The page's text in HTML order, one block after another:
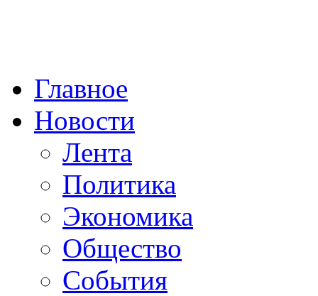
Главное
Новости
Лента
Политика
Экономика
Общество
События